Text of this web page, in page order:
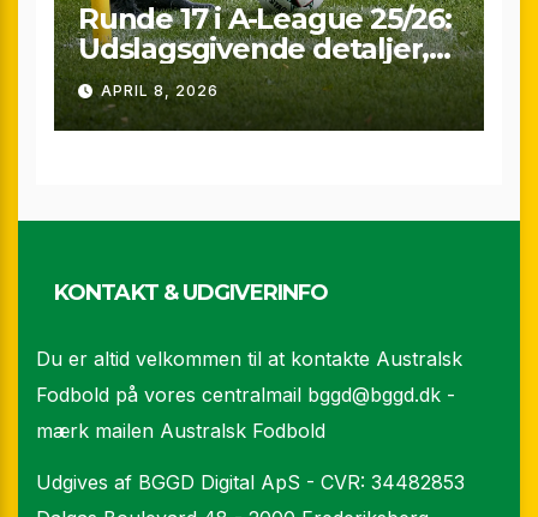
Runde 17 i A-League 25/26:
Udslagsgivende detaljer,
sene scoringer og VAR-
drama
APRIL 8, 2026
KONTAKT & UDGIVERINFO
Du er altid velkommen til at kontakte Australsk
Fodbold på vores centralmail bggd@bggd.dk -
mærk mailen Australsk Fodbold
Udgives af BGGD Digital ApS - CVR: 34482853